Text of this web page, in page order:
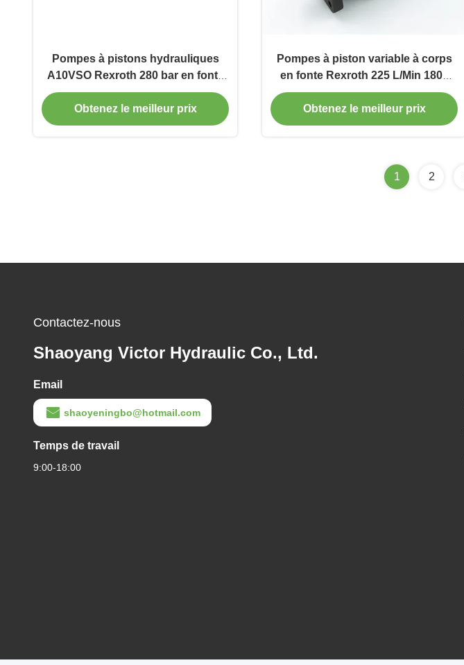
Pompes à pistons hydrauliques
A10VSO Rexroth 280 bar en fonte
pour machines mobiles
Obtenez le meilleur prix
Pompes à piston variable à corps
en fonte Rexroth 225 L/Min 1800
RPM Contrôle de précision Fow
Obtenez le meilleur prix
1 2
Contactez-nous
Shaoyang Victor Hydraulic Co., Ltd.
Email
shaoyeningbo@hotmail.com
Temps de travail
9:00-18:00